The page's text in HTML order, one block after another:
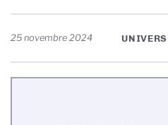
25 novembre 2024 UNIVERS